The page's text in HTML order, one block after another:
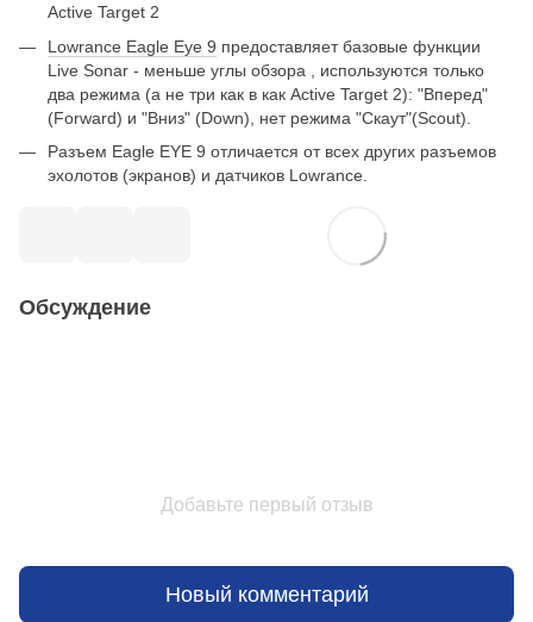
Active Target 2
Lowrance Eagle Eye 9 предоставляет базовые функции
Live Sonar - меньше углы обзора , используются только
два режима (а не три как в как Active Target 2): "Вперед"
(Forward) и "Вниз" (Down), нет режима "Скаут"(Scout).
Разъем Eagle EYE 9 отличается от всех других разъемов
эхолотов (экранов) и датчиков Lowrance.
Обсуждение
Добавьте первый отзыв
Новый комментарий